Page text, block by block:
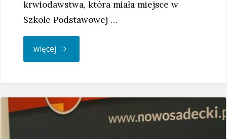
krwiodawstwa, która miała miejsce w
Szkole Podstawowej …
więcej "Akcja